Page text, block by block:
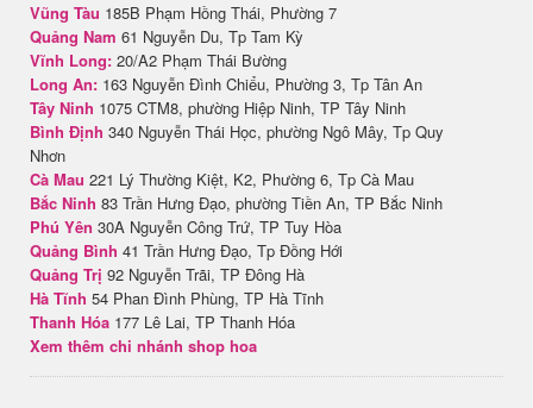
Vũng Tàu 185B Phạm Hồng Thái, Phường 7
Quảng Nam 61 Nguyễn Du, Tp Tam Kỳ
Vĩnh Long: 20/A2 Phạm Thái Bường
Long An: 163 Nguyễn Đình Chiểu, Phường 3, Tp Tân An
Tây Ninh 1075 CTM8, phường Hiệp Ninh, TP Tây Ninh
Bình Định 340 Nguyễn Thái Học, phường Ngô Mây, Tp Quy
Nhơn
Cà Mau 221 Lý Thường Kiệt, K2, Phường 6, Tp Cà Mau
Bắc Ninh 83 Trần Hưng Đạo, phường Tiền An, TP Bắc Ninh
Phú Yên 30A Nguyễn Công Trứ, TP Tuy Hòa
Quảng Bình 41 Trần Hưng Đạo, Tp Đồng Hới
Quảng Trị 92 Nguyễn Trãi, TP Đông Hà
Hà Tĩnh 54 Phan Đình Phùng, TP Hà Tĩnh
Thanh Hóa 177 Lê Lai, TP Thanh Hóa
Xem thêm chi nhánh shop hoa